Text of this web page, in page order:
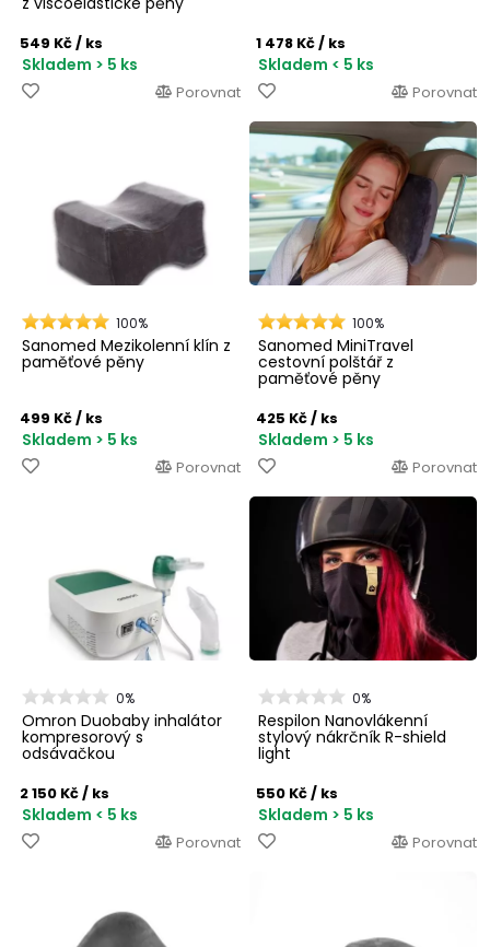
549 Kč/ ks
Skladem > 5 ks
Porovnat
1 478 Kč/ ks
Skladem < 5 ks
Porovnat
100%
Sanomed Mezikolenní klín z
paměťové pěny
499 Kč/ ks
Skladem > 5 ks
Porovnat
100%
Sanomed MiniTravel
cestovní polštář z
paměťové pěny
425 Kč/ ks
Skladem > 5 ks
Porovnat
0%
Omron Duobaby inhalátor
kompresorový s
odsávačkou
2 150 Kč/ ks
Skladem < 5 ks
Porovnat
0%
Respilon Nanovlákenní
stylový nákrčník R-shield
light
550 Kč/ ks
Skladem > 5 ks
Porovnat